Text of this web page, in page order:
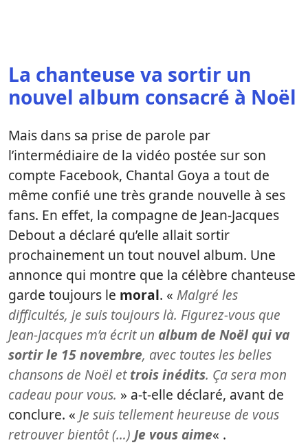
La chanteuse va sortir un
nouvel album consacré à Noël
Mais dans sa prise de parole par
l’intermédiaire de la vidéo postée sur son
compte Facebook, Chantal Goya a tout de
même confié une très grande nouvelle à ses
fans. En effet, la compagne de Jean-Jacques
Debout a déclaré qu’elle allait sortir
prochainement un tout nouvel album. Une
annonce qui montre que la célèbre chanteuse
garde toujours le moral. « Malgré les
difficultés, je suis toujours là. Figurez-vous que
Jean-Jacques m’a écrit un album de Noël qui va
sortir le 15 novembre, avec toutes les belles
chansons de Noël ettroisinédits. Ça sera mon
cadeau pour vous. » a-t-elle déclaré, avant de
conclure. « Je suis tellement heureuse de vous
retrouver bientôt (…) Je vous aime« .